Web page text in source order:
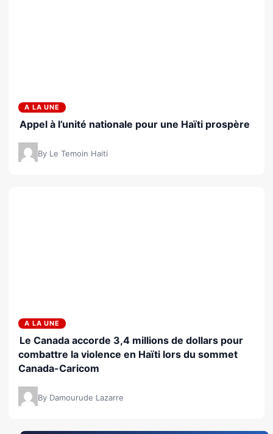
A LA UNE
Appel à l’unité nationale pour une Haïti prospère
By Le Temoin Haiti
A LA UNE
Le Canada accorde 3,4 millions de dollars pour
combattre la violence en Haïti lors du sommet
Canada-Caricom
By Damourude Lazarre